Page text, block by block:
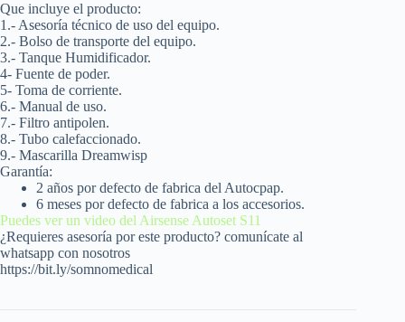
Que incluye el producto:
1.- Asesoría técnico de uso del equipo.
2.- Bolso de transporte del equipo.
3.- Tanque Humidificador.
4- Fuente de poder.
5- Toma de corriente.
6.- Manual de uso.
7.- Filtro antipolen.
8.- Tubo calefaccionado.
9.- Mascarilla Dreamwisp
Garantía:
2 años por defecto de fabrica del Autocpap.
6 meses por defecto de fabrica a los accesorios.
Puedes ver un video del Airsense Autoset S11
¿Requieres asesoría por este producto? comunícate al
whatsapp con nosotros
https://bit.ly/somnomedical